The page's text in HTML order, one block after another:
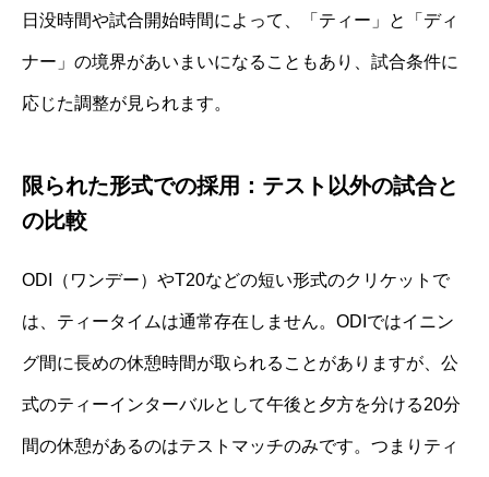
日没時間や試合開始時間によって、「ティー」と「ディ
ナー」の境界があいまいになることもあり、試合条件に
応じた調整が見られます。
限られた形式での採用：テスト以外の試合と
の比較
ODI（ワンデー）やT20などの短い形式のクリケットで
は、ティータイムは通常存在しません。ODIではイニン
グ間に長めの休憩時間が取られることがありますが、公
式のティーインターバルとして午後と夕方を分ける20分
間の休憩があるのはテストマッチのみです。つまりティ